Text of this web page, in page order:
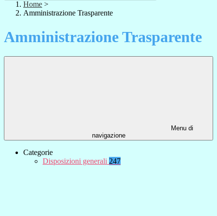
Home >
Amministrazione Trasparente
Amministrazione Trasparente
Menu di
navigazione
Categorie
Disposizioni generali 247